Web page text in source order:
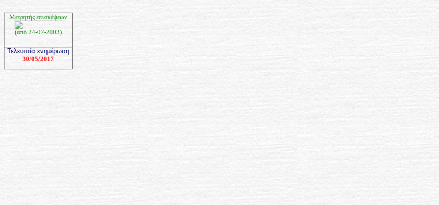
Μετρητής επισκέψεων
(από 24-07-2003)
Τελευταία ενημέρωση
30/05/2017